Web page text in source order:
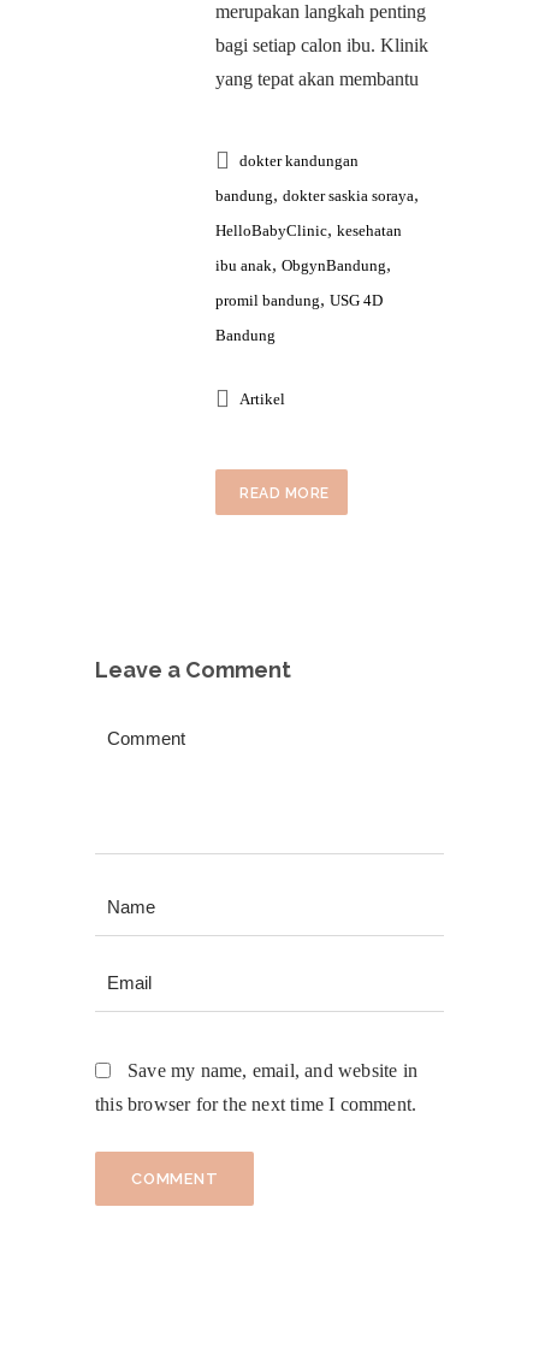
merupakan langkah penting
bagi setiap calon ibu. Klinik
yang tepat akan membantu
dokter kandungan
bandung, dokter saskia soraya,
HelloBabyClinic, kesehatan
ibu anak, ObgynBandung,
promil bandung, USG 4D
Bandung
Artikel
READ MORE
Leave a Comment
Save my name, email, and website in
this browser for the next time I comment.